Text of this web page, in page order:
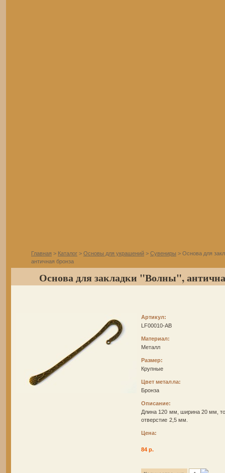
Главная > Каталог > Основы для украшений > Сувениры > Основа для
античная бронза
Основа для закладки "Волны",
Артикул:
LF00010-AB
Материал:
Металл
Размер:
Крупные
Цвет металла:
Бронза
Описание:
Длина 120 мм, ширина 20 мм,
отверстие 2,5 мм.
Цена:
84 р.